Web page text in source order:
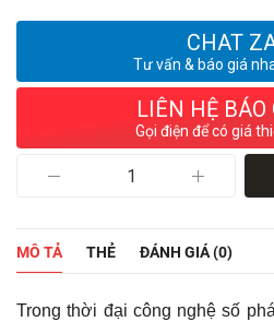
CHAT
Tư vấn & báo giá
LIÊN HỆ BÁO
Gọi điện để có giá
Phát
H3C
Aolynk
AC13
MÔ TẢ THẺ ĐÁNH GIÁ (0)
Trong thời đại công nghệ số